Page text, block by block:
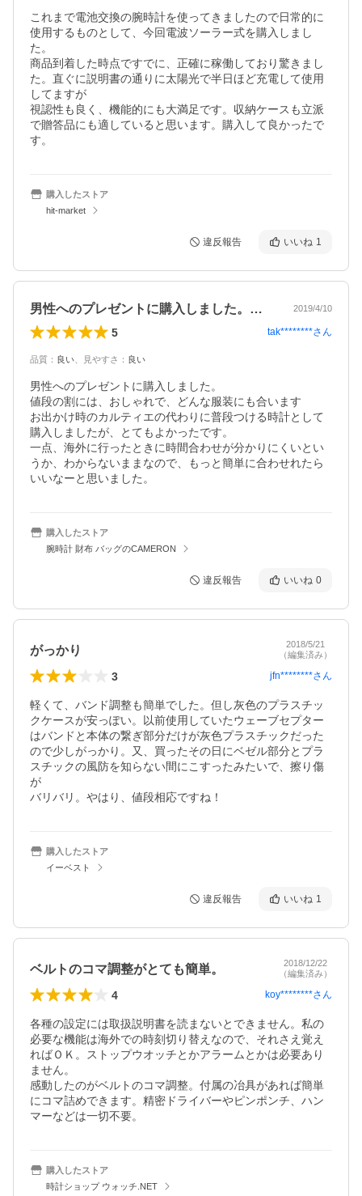
これまで電池交換の腕時計を使ってきましたので日常的に
使用するものとして、今回電波ソーラー式を購入しまし
た。
商品到着した時点ですでに、正確に稼働しており驚きまし
た。直ぐに説明書の通りに太陽光で半日ほど充電して使用
してますが
視認性も良く、機能的にも大満足です。収納ケースも立派
で贈答品にも適していると思います。購入して良かったで
す。
購入したストア
hit-market
違反報告 いいね 1
男性へのプレゼントに購入しました。値段… 2019/4/10
5 tak********さん
品質 ： 良い 見やすさ ： 良い
男性へのプレゼントに購入しました。
値段の割には、おしゃれで、どんな服装にも合います
お出かけ時のカルティエの代わりに普段つける時計として
購入しましたが、とてもよかったです。
一点、海外に行ったときに時間合わせが分かりにくいとい
うか、わからないままなので、もっと簡単に合わせれたら
いいなーと思いました。
購入したストア
腕時計 財布 バッグのCAMERON
違反報告 いいね 0
がっかり
2018/5/21
（編集済み）
3 jfn********さん
軽くて、バンド調整も簡単でした。但し灰色のプラスチッ
クケースが安っぽい。以前使用していたウェーブセプター
はバンドと本体の繋ぎ部分だけが灰色プラスチックだった
ので少しがっかり。又、買ったその日にベゼル部分とプラ
スチックの風防を知らない間にこすったみたいで、擦り傷
が
バリバリ。やはり、値段相応ですね！
購入したストア
イーベスト
違反報告 いいね 1
ベルトのコマ調整がとても簡単。
2018/12/22
（編集済み）
4 koy********さん
各種の設定には取扱説明書を読まないとできません。私の
必要な機能は海外での時刻切り替えなので、それさえ覚え
ればＯＫ。ストップウオッチとかアラームとかは必要あり
ません。
感動したのがベルトのコマ調整。付属の冶具があれば簡単
にコマ詰めできます。精密ドライバーやピンポンチ、ハン
マーなどは一切不要。
購入したストア
時計ショップ ウォッチ.NET